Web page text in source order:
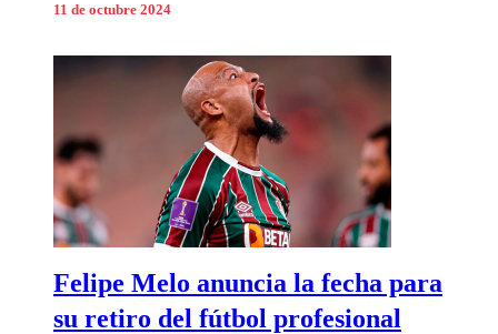
11 de octubre 2024
Felipe Melo anuncia la fecha para
su retiro del fútbol profesional